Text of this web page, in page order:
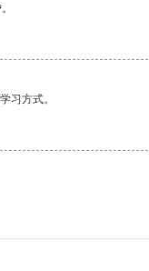
习方式。